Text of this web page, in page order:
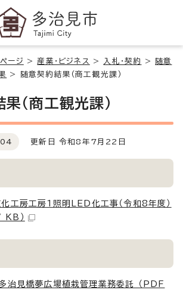
ページ > 産業・ビジネス > 入札・契約 >
随意
> 随意契約結果（商工観光課）
（商工観光課）
更新日 令和8年7月22日
工房工房1照明LED化工事（令和8年度）
）
治見橋夢広場植栽管理業務委託 （PDF